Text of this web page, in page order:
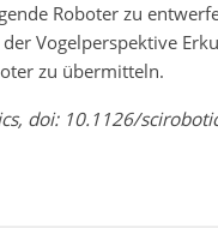
Roboter zu
der Vogelperspektive
zu übermitteln.
doi: 10.1126/